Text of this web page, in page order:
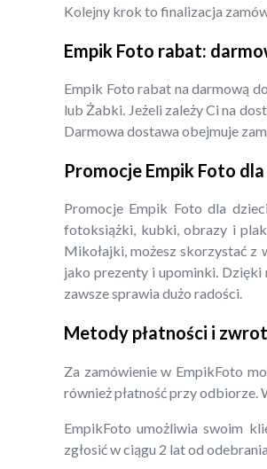
Kolejny krok to finalizacja
Empik Foto rabat:
Empik Foto rabat na darmową
lub Żabki. Jeżeli zależy Ci na
Darmowa dostawa obejmuje
Promocje Empik Foto
Promocje Empik Foto dla
fotoksiążki, kubki, obrazy i
Mikołajki, możesz skorzystać
jako prezenty i upominki.
zawsze sprawia dużo radości.
Metody płatności i
Za zamówienie w EmpikFoto
również płatność przy odbiorze.
EmpikFoto umożliwia swoim
zgłosić w ciągu 2 lat od